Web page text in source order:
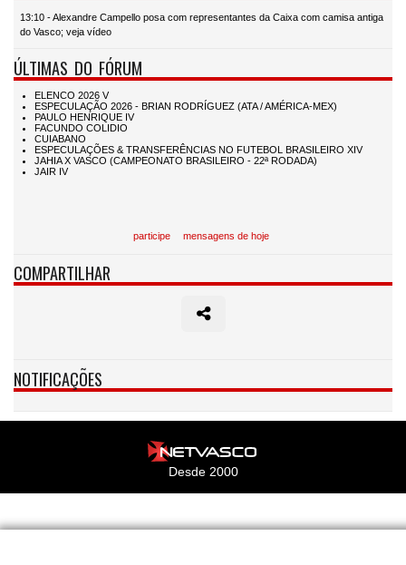
13:10 - Alexandre Campello posa com representantes da Caixa com camisa antiga
do Vasco; veja vídeo
ÚLTIMAS DO FÓRUM
participe mensagens de hoje
COMPARTILHAR
NOTIFICAÇÕES
Desde 2000